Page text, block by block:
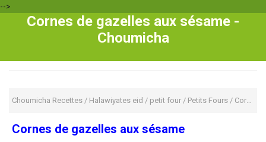
-->
Cornes de gazelles aux sésame -
Choumicha
Choumicha Recettes / Halawiyates eid / petit four / Petits Fours / Cornes de gazelles aux sésame
Cornes de gazelles aux sésame